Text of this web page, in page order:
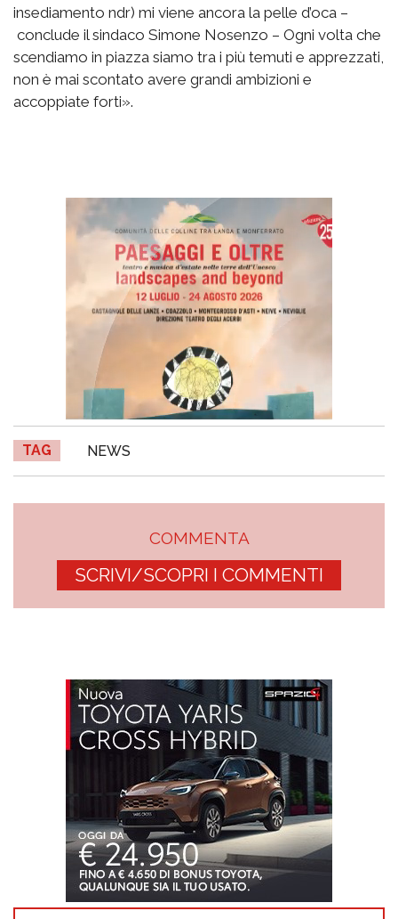
insediamento ndr) mi viene ancora la pelle d’oca –
conclude il sindaco Simone Nosenzo – Ogni volta che
scendiamo in piazza siamo tra i più temuti e apprezzati,
non è mai scontato avere grandi ambizioni e
accoppiate forti».
TAG NEWS
COMMENTA
SCRIVI/SCOPRI I COMMENTI